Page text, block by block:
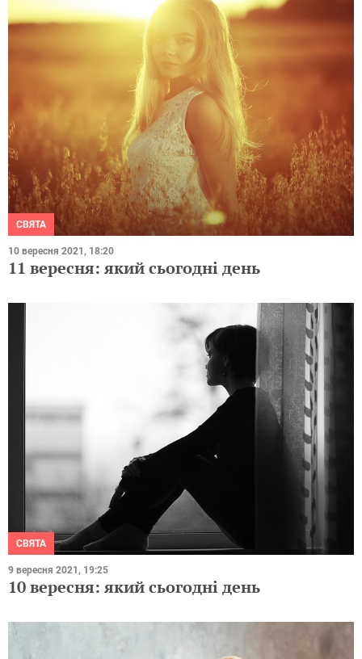
СВЯТА
10 вересня 2021, 18:20
11 вересня: який сьогодні день
СВЯТА
9 вересня 2021, 19:25
10 вересня: який сьогодні день